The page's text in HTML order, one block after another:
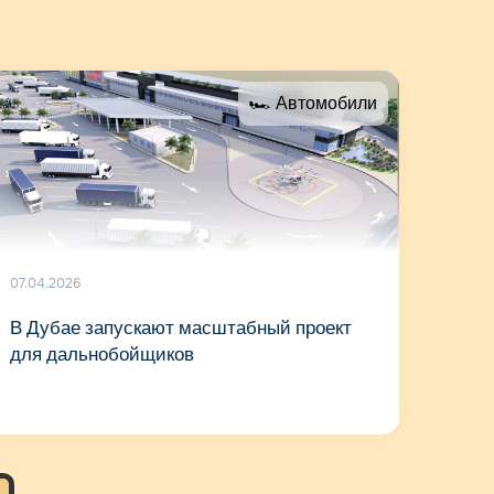
🏎 Автомобили
07.04.2026
В Дубае запускают масштабный проект
для дальнобойщиков